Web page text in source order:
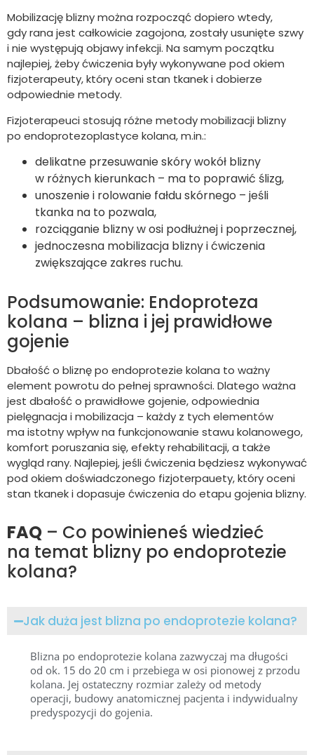
Mobilizację blizny można rozpocząć dopiero wtedy,
gdy rana jest całkowicie zagojona, zostały usunięte szwy
i nie występują objawy infekcji. Na samym początku
najlepiej, żeby ćwiczenia były wykonywane pod okiem
fizjoterapeuty, który oceni stan tkanek i dobierze
odpowiednie metody.
Fizjoterapeuci stosują różne metody mobilizacji blizny
po endoprotezoplastyce kolana, m.in.:
delikatne przesuwanie skóry wokół blizny
w różnych kierunkach – ma to poprawić ślizg,
unoszenie i rolowanie fałdu skórnego – jeśli
tkanka na to pozwala,
rozciąganie blizny w osi podłużnej i poprzecznej,
jednoczesna mobilizacja blizny i ćwiczenia
zwiększające zakres ruchu.
Podsumowanie: Endoproteza
kolana – blizna i jej prawidłowe
gojenie
Dbałość o bliznę po endoprotezie kolana to ważny
element powrotu do pełnej sprawności. Dlatego ważna
jest dbałość o prawidłowe gojenie, odpowiednia
pielęgnacja i mobilizacja – każdy z tych elementów
ma istotny wpływ na funkcjonowanie stawu kolanowego,
komfort poruszania się, efekty rehabilitacji, a także
wygląd rany. Najlepiej, jeśli ćwiczenia będziesz wykonywać
pod okiem doświadczonego fizjoterpauety, który oceni
stan tkanek i dopasuje ćwiczenia do etapu gojenia blizny.
FAQ – Co powinieneś wiedzieć
na temat blizny po endoprotezie
kolana?
Jak duża jest blizna po endoprotezie kolana?
Blizna po endoprotezie kolana zazwyczaj ma długości
od ok. 15 do 20 cm i przebiega w osi pionowej z przodu
kolana. Jej ostateczny rozmiar zależy od metody
operacji, budowy anatomicznej pacjenta i indywidualny
predyspozycji do gojenia.